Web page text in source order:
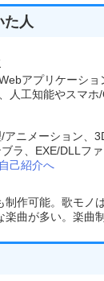
た人
アプリケーシ
人工知能やスマホ
アニメーション、
ラ、EXE/DLLフ
己紹介へ
作可能。歌モノ
曲が多い。楽曲